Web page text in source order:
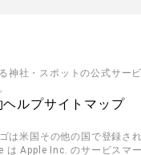
神社・スポットの公式サー
ヘルプサイトマップ
は米国その他の国で登録さ
は Apple Inc. のサービスマー